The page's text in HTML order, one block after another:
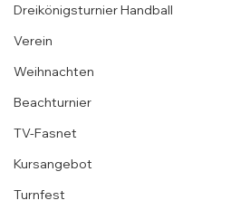
Dreikönigsturnier Handball
Verein
Weihnachten
Beachturnier
TV-Fasnet
Kursangebot
Turnfest